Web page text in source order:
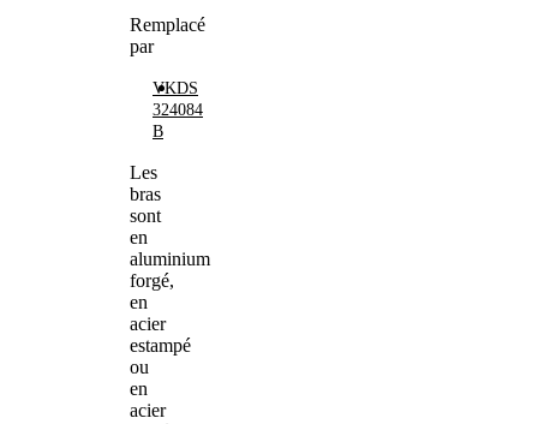
Remplacé
par
VKDS
324084
B
Les
bras
sont
en
aluminium
forgé,
en
acier
estampé
ou
en
acier